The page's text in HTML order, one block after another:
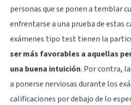
personas que se ponen a temblar
enfrentarse a una prueba de estas
exámenes tipo test tienen la
ser más favorables a aquellas
una buena intuición. Por contra,
a ponerse nerviosas durante los
calificaciones por debajo de lo